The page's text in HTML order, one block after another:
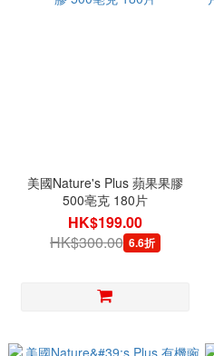
美國Nature's Plus 蘋果果膠
500亳克 180片
HK$199.00
HK$300.00 6.6折